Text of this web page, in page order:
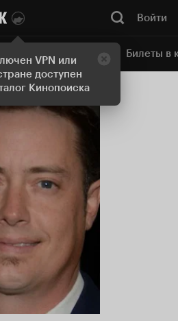
VPN или
доступен
Кинопоиска
Войти
Онлайн-кинотеатр Билеты в